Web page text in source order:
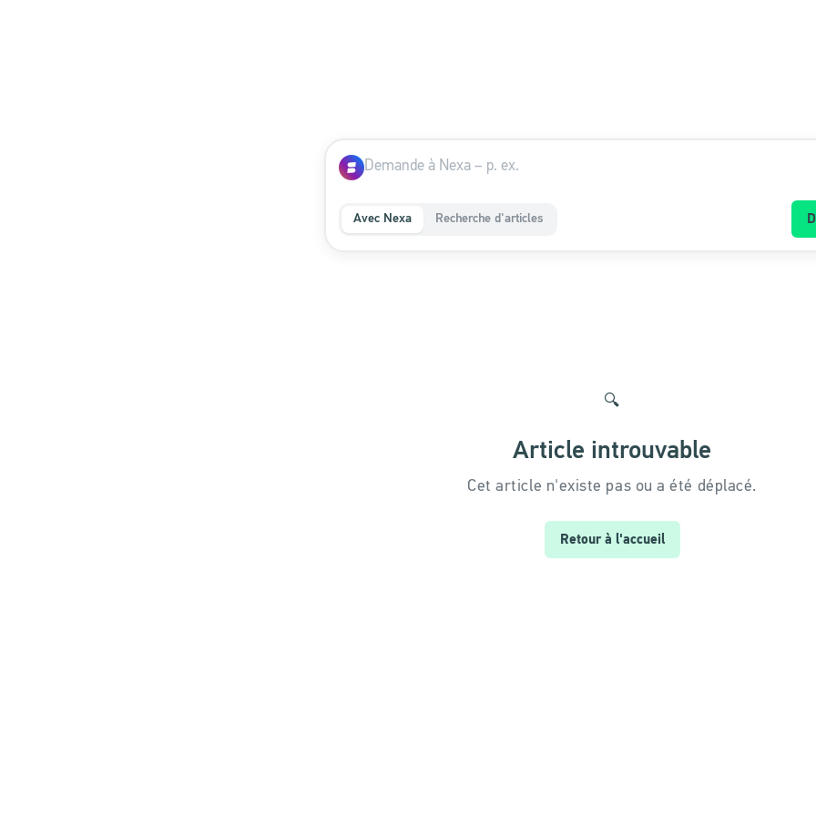
Avec Nexa Recherche d'articles
🔍
Article introuvable
Cet article n'existe pas ou a été déplacé.
Retour à l'accueil